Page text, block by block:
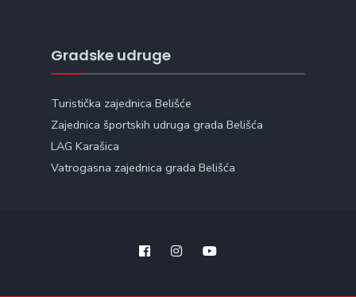
Gradske udruge
Turistička zajednica Belišće
Zajednica športskih udruga grada Belišća
LAG Karašica
Vatrogasna zajednica grada Belišća